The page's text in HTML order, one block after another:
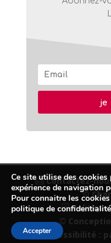
je
Contactez-
©
Politique
©
Accessibilité :
Ce site utilise des
expérience de navigation
Pour connaitre les
politique de
Accepter